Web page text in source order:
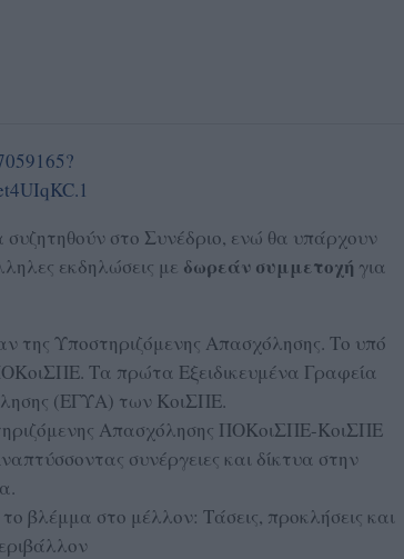
συζητηθούν στο Συνέδριο, ενώ θα υπάρχουν
εκδηλώσεις με δωρεάν συμμετοχή για
της Υποστηριζόμενης Απασχόλησης. Το υπό
Τα πρώτα Εξειδικευμένα Γραφεία
(ΕΓΥΑ) των ΚοιΣΠΕ.
Απασχόλησης ΠΟΚοιΣΠΕ-ΚοιΣΠΕ
συνέργειες και δίκτυα στην
βλέμμα στο μέλλον: Τάσεις, προκλήσεις και